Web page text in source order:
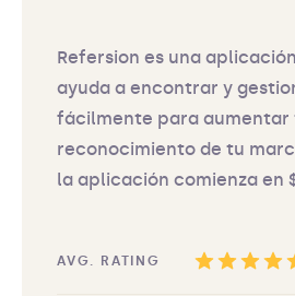
Refersion es una
ayuda a encontrar y
fácilmente para aumentar
reconocimiento de tu
la aplicación comienza en
AVG. RATING